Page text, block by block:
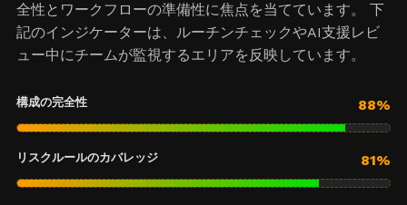
全性とワークフローの準備性に焦点を当てています。 下
記のインジケーターは、ルーチンチェックやAI支援レビ
ュー中にチームが監視するエリアを反映しています。
構成の完全性 88%
リスクルールのカバレッジ 81%